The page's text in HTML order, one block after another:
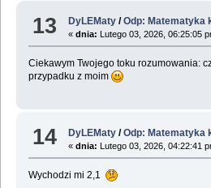
13 DyLEMaty /Odp: Matematyka
«dnia: Lutego 03, 2026, 06:25:05
Ciekawym Twojego toku rozumowania:
przypadku z moim
14 DyLEMaty /Odp: Matematyka
«dnia: Lutego 03, 2026, 04:22:41
Wychodzi mi 2,1